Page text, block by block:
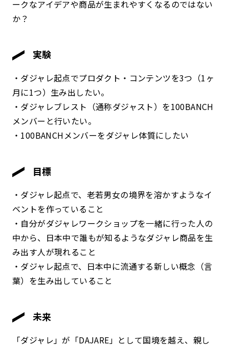
ークなアイデアや商品が生まれやすくなるのではない
か？
実験
・ダジャレ起点でプロダクト・コンテンツを3つ（1ヶ
月に1つ）生み出したい。
・ダジャレブレスト（通称ダジャスト）を100BANCH
メンバーと行いたい。
・100BANCHメンバーをダジャレ体質にしたい
目標
・ダジャレ起点で、老若男女の境界を溶かすようなイ
ベントを作っていること
・自分がダジャレワークショップを一緒に行った人の
中から、日本中で誰もが知るようなダジャレ商品を生
み出す人が現れること
・ダジャレ起点で、日本中に流通する新しい概念（言
葉）を生み出していること
未来
「ダジャレ」が「DAJARE」として国境を越え、親し